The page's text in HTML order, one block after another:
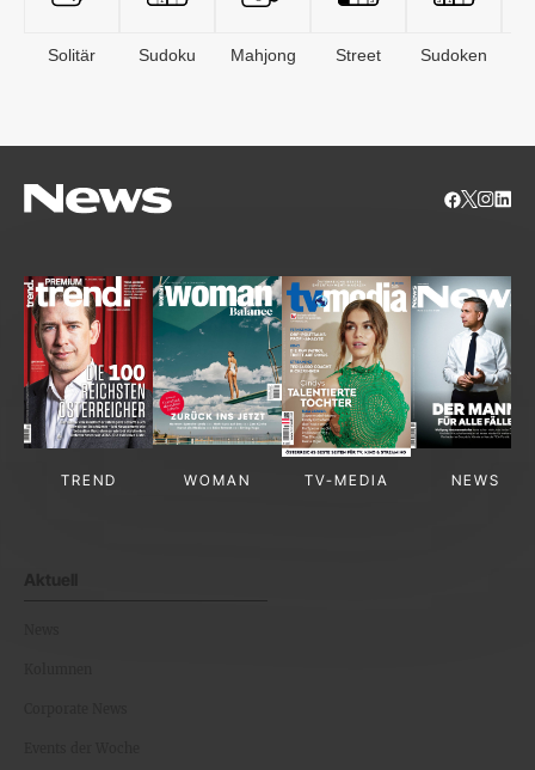
Solitär Sudoku Mahjong Street Sudoken
TREND WOMAN TV-MEDIA NEWS